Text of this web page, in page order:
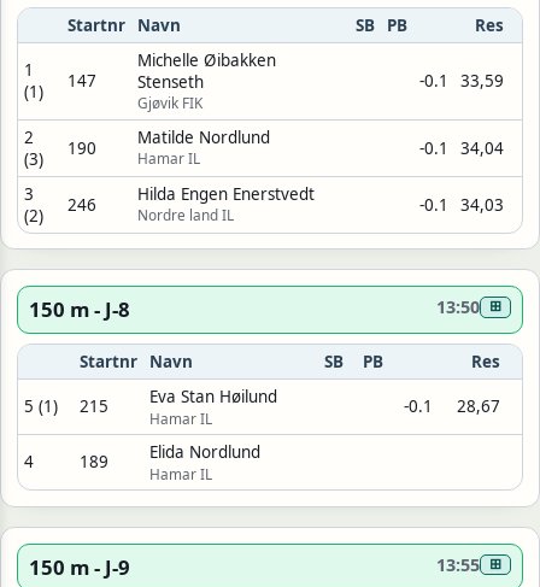
Startnr Navn SB PB Res
1
(1)
147
Michelle Øibakken
Stenseth
Gjøvik FIK
-0.1 33,59
2
(3)
190 Matilde Nordlund
Hamar IL -0.1 34,04
3
(2)
246 Hilda Engen Enerstvedt
Nordre land IL -0.1 34,03
150 m - J-8 13:50 ⊞
Startnr Navn SB PB Res
5 (1) 215 Eva Stan Høilund
Hamar IL
-0.1 28,67
4 189 Elida Nordlund
Hamar IL
150 m - J-9 13:55 ⊞